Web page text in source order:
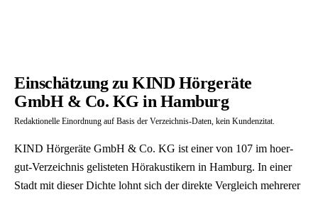
Einschätzung zu KIND Hörgeräte
GmbH & Co. KG in Hamburg
Redaktionelle Einordnung auf Basis der Verzeichnis-Daten, kein Kundenzitat.
KIND Hörgeräte GmbH & Co. KG ist einer von 107 im hoer-
gut-Verzeichnis gelisteten Hörakustikern in Hamburg. In einer
Stadt mit dieser Dichte lohnt sich der direkte Vergleich mehrerer